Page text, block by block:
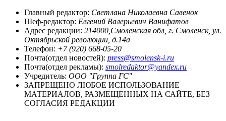
Главный редактор: Светлана Николаевна Савенок
Шеф-редактор: Евгений Валерьевич Ванифатов
Адрес редакции: 214000,Смоленская обл, г. Смоленск, ул.
Октябрьской революции, д.14а
Телефон: +7 (920) 668-05-20
Почта(отдел новостей): press@smolensk-i.ru
Почта(отдел рекламы): smolredaktor@yandex.ru
Учредитель: ООО "Группа ГС"
ЗАПРЕЩЕНО ЛЮБОЕ ИСПОЛЬЗОВАНИЕ
МАТЕРИАЛОВ, РАЗМЕЩЕННЫХ НА САЙТЕ, БЕЗ
СОГЛАСИЯ РЕДАКЦИИ